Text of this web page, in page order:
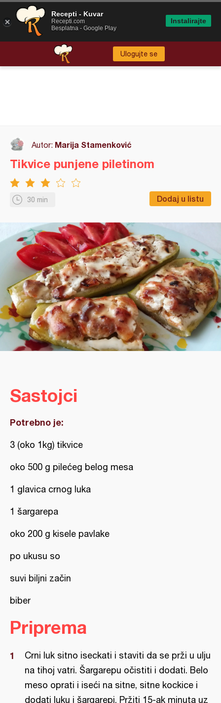
Ulogujte se
Autor: Marija Stamenković
30 min Dodaj u listu
Tikvice punjene piletinom
Sastojci
Potrebno je:
3 (oko 1kg) tikvice
oko 500 g pilećeg belog mesa
1 glavica crnog luka
1 šargarepa
oko 200 g kisele pavlake
po ukusu so
suvi biljni začin
biber
Priprema
Crni luk sitno iseckati i staviti da se prži u ulju
na tihoj vatri. Šargarepu očistiti i dodati. Belo
meso oprati i iseći na sitne, sitne kockice i
dodati luku i šargarepi. Pržiti 15-ak minuta uz
Recepti - Kuvar
Recepti.com
Besplatna - Google Play
Instalirajte